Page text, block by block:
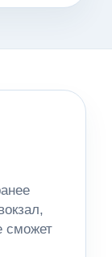
сможет